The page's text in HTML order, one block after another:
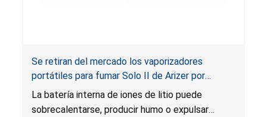
Se retiran del mercado los vaporizadores
portátiles para fumar Solo II de Arizer por
riesgos de incendio y quemadura; Importados
por 7111495 Canada
La batería interna de iones de litio puede
sobrecalentarse, producir humo o expulsar